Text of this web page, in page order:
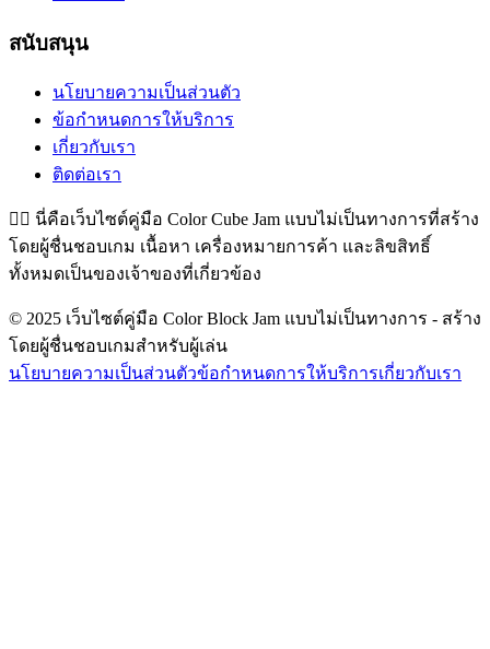
สนับสนุน
นโยบายความเป็นส่วนตัว
ข้อกำหนดการให้บริการ
เกี่ยวกับเรา
ติดต่อเรา
👉🏻 นี่คือเว็บไซต์คู่มือ Color Cube Jam แบบไม่เป็นทางการที่สร้าง
โดยผู้ชื่นชอบเกม เนื้อหา เครื่องหมายการค้า และลิขสิทธิ์
ทั้งหมดเป็นของเจ้าของที่เกี่ยวข้อง
© 2025 เว็บไซต์คู่มือ Color Block Jam แบบไม่เป็นทางการ - สร้าง
โดยผู้ชื่นชอบเกมสำหรับผู้เล่น
นโยบายความเป็นส่วนตัวข้อกำหนดการให้บริการเกี่ยวกับเรา